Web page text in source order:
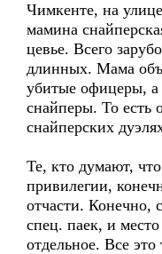
Чимкенте, на
мамина
цевье. Всего
длинных. Мама
убитые офицеры,
снайперы. То есть
снайперских
Те, кто думают,
привилегии,
отчасти. Конечно,
спец. паек, и
отдельное. Все